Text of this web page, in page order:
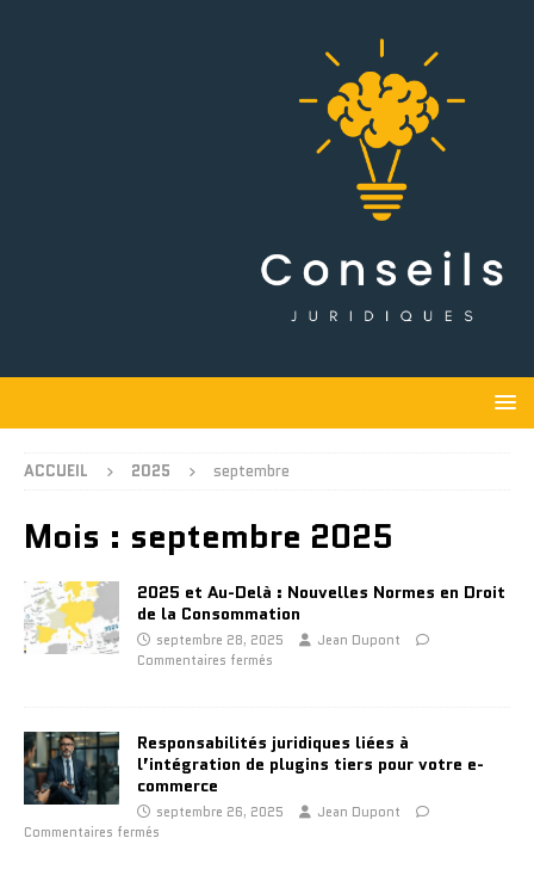
ACCUEIL 2025 septembre
Mois : septembre 2025
2025 et Au-Delà : Nouvelles Normes en Droit
de la Consommation
septembre 28, 2025
Jean Dupont
Commentaires fermés
Responsabilités juridiques liées à
l’intégration de plugins tiers pour votre e-
commerce
septembre 26, 2025
Jean Dupont
Commentaires fermés